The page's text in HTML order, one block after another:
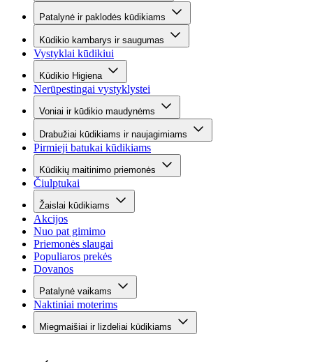
Patalynė ir paklodės kūdikiams
Kūdikio kambarys ir saugumas
Vystyklai kūdikiui
Kūdikio Higiena
Nerūpestingai vystyklystei
Voniai ir kūdikio maudynėms
Drabužiai kūdikiams ir naujagimiams
Pirmieji batukai kūdikiams
Kūdikių maitinimo priemonės
Čiulptukai
Žaislai kūdikiams
Akcijos
Nuo pat gimimo
Priemonės slaugai
Populiaros prekės
Dovanos
Patalynė vaikams
Naktiniai moterims
Miegmaišiai ir lizdeliai kūdikiams